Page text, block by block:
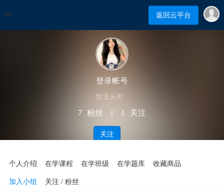
返回云平台
登录帐号
暂无头衔
7 粉丝 1 关注
关注
个人介绍 在学课程 在学班级 在学题库 收藏商品
加入小组 关注 / 粉丝